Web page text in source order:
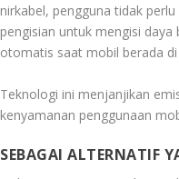
nirkabel, pengguna tidak
pengisian untuk mengisi
otomatis saat mobil berada
Teknologi ini menjanjikan
kenyamanan penggunaan
SEBAGAI ALTERNATIF